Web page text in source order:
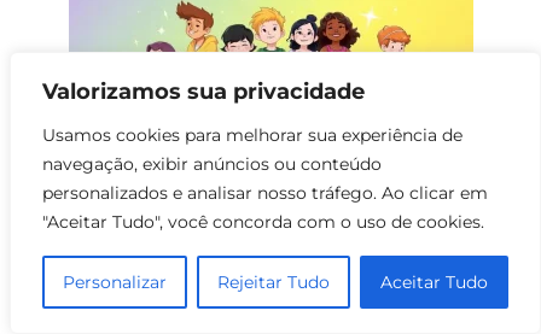
Valorizamos sua privacidade
Usamos cookies para melhorar sua experiência de
navegação, exibir anúncios ou conteúdo
personalizados e analisar nosso tráfego. Ao clicar em
"Aceitar Tudo", você concorda com o uso de cookies.
Personalizar Rejeitar Tudo Aceitar Tudo
Filmes de Fantasia com Sobrinhos
0 150